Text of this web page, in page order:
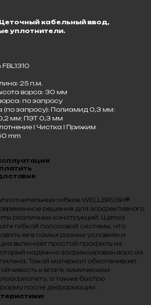
кабельный ввод,
уплотнители.
25 п.м.
ворса: 30 мм
по запросу
(по запросу): Полиамид 0,3 мм;
мм; ПЭТ 0,3 мм
I Чистка I Прижим
mm
гибкие WELLBRUSH®
решение для эффективного
различных конструкций. Щетка
гибкой полосовой системы, что
её в самых разных условиях и
включает простой профиль из
надежно зафиксирован ворс из
Такой материал обеспечивает
к влаге, химическим
а также быстро
после деформации.